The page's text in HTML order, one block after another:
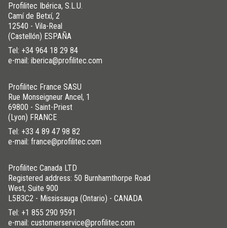
Profilitec Ibérica, S.L.U.
Camí de Betxí, 2
12540 - Vila-Real
(Castellón) ESPAÑA
Tel: +34 964 18 29 84
e-mail: iberica@profilitec.com
Profilitec France SASU
Rue Monseigneur Ancel, 1
69800 - Saint-Priest
(Lyon) FRANCE
Tel: +33 4 89 47 98 82
e-mail: france@profilitec.com
Profilitec Canada LTD
Registered address: 50 Burnhamthorpe Road
West, Suite 900
L5B3C2 - Mississauga (Ontario) - CANADA
Tel: +1 855 290 9591
e-mail: customerservice@profilitec.com